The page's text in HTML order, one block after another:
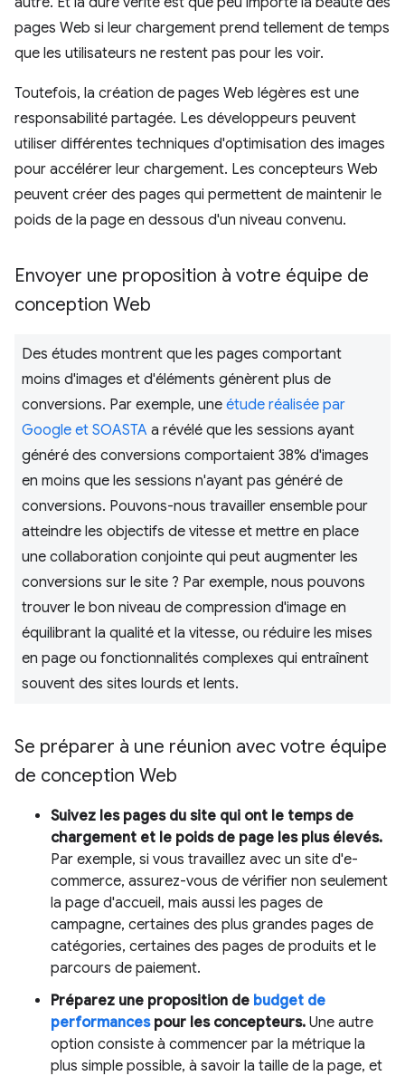
pages Web si leur chargement prend tellement de temps
que les utilisateurs ne restent pas pour les voir.
Toutefois, la création de pages Web légères est une
responsabilité partagée. Les développeurs peuvent
utiliser différentes techniques d'optimisation des images
pour accélérer leur chargement. Les concepteurs Web
peuvent créer des pages qui permettent de maintenir le
poids de la page en dessous d'un niveau convenu.
Envoyer une proposition à votre équipe de
conception Web
Des études montrent que les pages comportant
moins d'images et d'éléments génèrent plus de
conversions. Par exemple, une étude réalisée par
Google et SOASTA a révélé que les sessions ayant
généré des conversions comportaient 38% d'images
en moins que les sessions n'ayant pas généré de
conversions. Pouvons-nous travailler ensemble pour
atteindre les objectifs de vitesse et mettre en place
une collaboration conjointe qui peut augmenter les
conversions sur le site ? Par exemple, nous pouvons
trouver le bon niveau de compression d'image en
équilibrant la qualité et la vitesse, ou réduire les mises
en page ou fonctionnalités complexes qui entraînent
souvent des sites lourds et lents.
Se préparer à une réunion avec votre équipe
de conception Web
Suivez les pages du site qui ont le temps de
chargement et le poids de page les plus élevés.
Par exemple, si vous travaillez avec un site d'e-
commerce, assurez-vous de vérifier non seulement
la page d'accueil, mais aussi les pages de
campagne, certaines des plus grandes pages de
catégories, certaines des pages de produits et le
parcours de paiement.
Préparez une proposition de budget de
performancespour les concepteurs. Une autre
option consiste à commencer par la métrique la
plus simple possible, à savoir la taille de la page, et